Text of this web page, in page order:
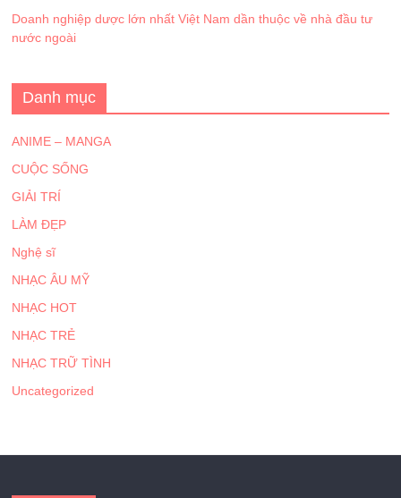
Doanh nghiệp dược lớn nhất Việt Nam dần thuộc về nhà đầu tư
nước ngoài
Danh mục
ANIME – MANGA
CUỘC SỐNG
GIẢI TRÍ
LÀM ĐẸP
Nghệ sĩ
NHẠC ÂU MỸ
NHẠC HOT
NHẠC TRẺ
NHẠC TRỮ TÌNH
Uncategorized